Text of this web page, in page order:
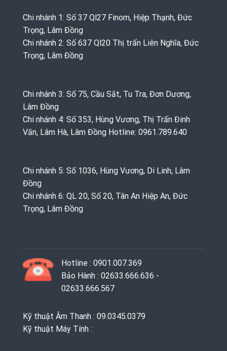
Chi nhánh 1: Số 37 Ql27 Finom, Hiệp Thạnh, Đức
Trọng, Lâm Đồng
Chi nhánh 2: Số 637 Ql20 Thị trấn Liên Nghĩa, Đức
Trọng, Lâm Đồng
Chi nhánh 3: Số 75, Cầu Sắt, Tu Tra, Đơn Dương,
Lâm Đồng
Chi nhánh 4: Số 353, Hùng Vương, Thị Trấn Đinh
Văn, Lâm Hà, Lâm Đồng Hotline: 0961.789.640
Chi nhánh 5: Số 1036, Hùng Vương, Di Linh, Lâm
Đồng
Chi nhánh 6: QL 20, Số 20, Tân An Hiệp An, Đức
Trọng, Lâm Đồng
Hotline : 0901.007.369
Bảo Hành : 02633.666.636 -
02633.666.567
Kỹ thuật Âm Thanh : 09.0345.0379
Kỹ thuật Máy Tính :